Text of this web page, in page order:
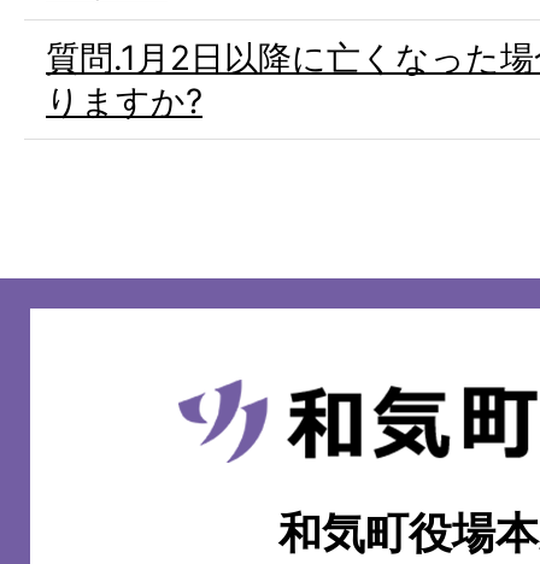
質問.1月2日以降に亡くなった
りますか?
和
気
和気町役場